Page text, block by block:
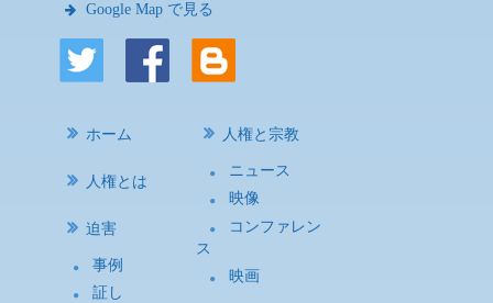
Google Map で見る
ホーム
人権とは
迫害
事例
証し
人権と宗教
ニュース
映像
コンファレン
ス
映画